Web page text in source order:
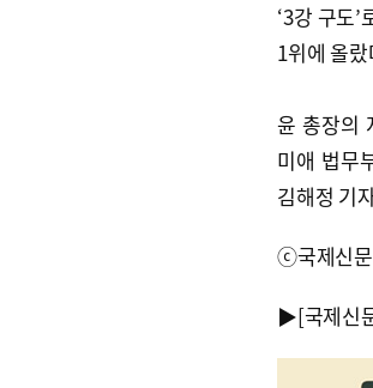
‘3강 구도
1위에 올
윤 총장의
미애 법무
김해정 기
ⓒ국제신
▶[국제신